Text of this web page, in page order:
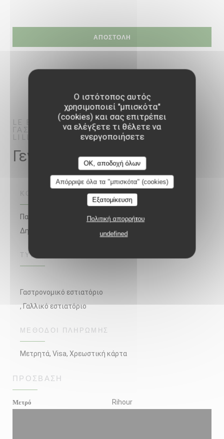
Ο ιστότοπος αυτός
χρησιμοποιεί "μπισκότα"
(cookies) και σας επιτρέπει
να ελέγξετε τι θέλετε να
ενεργοποιήσετε
OK, αποδοχή όλων
Απόρριψε όλα τα "μπισκότα" (cookies)
Εξατομίκευση
Πολιτική απορρήτου
undefined
LE BRAQUE
ΓΑΣΤΡΟΝΟΜΙΚΌ ΕΣΤΙΑΤΌΡΙΟ
LILLE
Γενικές πληροφορίες
ΚΟΥΖΊΝΑ
Παραδοσιακή κουζίνα, Καλοφαγάς, Σπιτικό,
Δημιουργική κουζίνα, Τοπικό φαγητό
ΤΎΠΟΣ ΕΠΙΧΕΊΡΗΣΗΣ
Γαστρονομικό εστιατόριο
, Γαλλικό εστιατόριο
ΜΈΘΟΔΟΙ ΠΛΗΡΩΜΉΣ
Μετρητά, Visa, Χρεωστική κάρτα
ΠΡΌΣΒΑΣΗ
Μετρό Rihour